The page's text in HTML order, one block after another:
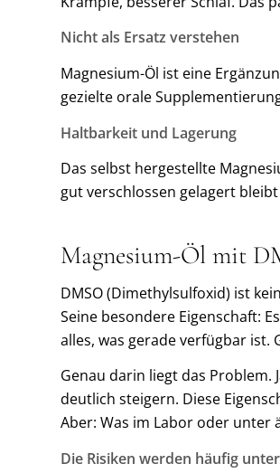
Nicht als Ersatz verstehen
Magnesium-Öl ist eine
gezielte orale
Haltbarkeit und Lagerung
Das selbst hergestellte
gut verschlossen gelagert
Magnesium-Öl mit
DMSO (Dimethylsulfoxid) ist
Seine besondere Eigenschaft:
alles, was gerade verfügbar ist.
Genau darin liegt das Problem.
deutlich steigern. Diese
Aber: Was im Labor oder
Die Risiken werden häufig